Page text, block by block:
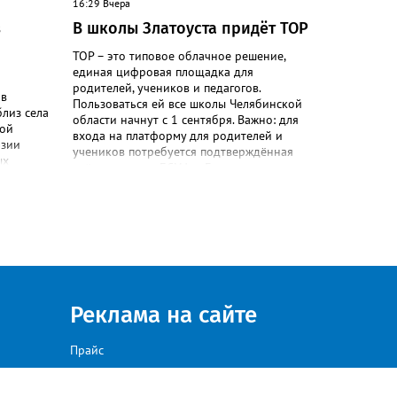
села
мяч».
до 13
до 17-
16:29 Вчера
В школы Златоуста придёт ТОР
ТОР – это типовое облачное решение,
единая цифровая площадка для
родителей, учеников и педагогов.
Пользоваться ей все школы Челябинской
области начнут с 1 сентября. Важно: для
входа на платформу для родителей и
учеников потребуется подтверждённая
в региональном министерстве
в единую безопасную государственную
экосистему. Предполагается, что переход
пройдёт максимально комфортно для
пользователей». Привычные функции -
Реклама на сайте
Прайс